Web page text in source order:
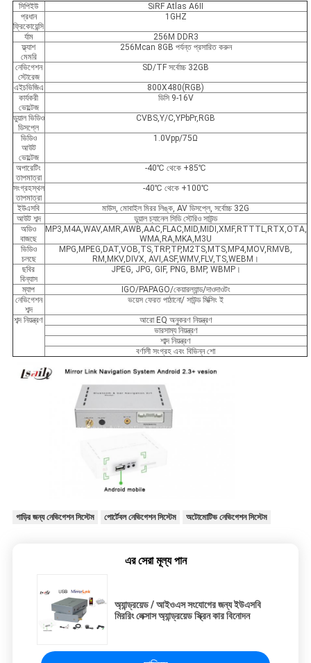
সিপিইউ
SiRF Atlas A6Ⅱ
প্রধান
ফ্রিকোয়েন্সি
1GHZ
র্যাম
256M DDR3
ফ্ল্যাশ
মেমরি
256Mcan 8GB পর্যন্ত প্রসারিত করুন
নেভিগেশন
স্টোরেজ
SD/TF সর্বোচ্চ 32GB
এইচভিজিএ
800X480(RGB)
কার্যকরী
ভোল্টেজ
ডিসি 9-16V
ডুয়াল ভিডিও
ডিসপ্লে
CVBS,Y/C,YPbPr,RGB
ভিডিও
আউট
ভোল্টেজ
1.0Vpp/75Ω
অপারেটিং
তাপমাত্রা
-40℃ থেকে +85℃
সংগ্রহস্থল
তাপমাত্রা
-40℃ থেকে +100℃
ইউএসবি
মাউস, মোবাইল মিরর লিঙ্ক, AV ডিসপ্লে, সর্বোচ্চ 32G
আউট শব্দ
ডুয়াল চ্যানেল সিডি স্টেরিও সাউন্ড
অডিও
বাজছে
MP3,M4A,WAV,AMR,AWB,AAC,FLAC,MID,MIDI,XMF,RTTTL,RTX,OTA,
WMA,RA,MKA,M3U
ভিডিও
চলছে
MPG,MPEG,DAT,VOB,TS,TRP,TP,M2TS,MTS,MP4,MOV,RMVB,
RM,MKV,DIVX, AVI,ASF,WMV,FLV,TS,WEBM।
ছবির
বিন্যাস
JPEG, JPG, GIF, PNG, BMP, WBMP।
ম্যাপ
IGO/PAPAGO/কেয়ারল্যান্ড/দাওদাওটং
নেভিগেশন
শব্দ
ভয়েস ফেরত পাঠানো/ সাউন্ড মিক্সিং ই
শব্দ নিয়ন্ত্রণ
আরো EQ অনুকরণ নিয়ন্ত্রণ
ভারসাম্য নিয়ন্ত্রণ
শাব্দ নিয়ন্ত্রণ
বর্ণালী সংগ্রহ এবং বিভিন্ন শো
গাড়ির জন্য নেভিগেশন সিস্টেম পোর্টেবল নেভিগেশন সিস্টেম অটোমোটিভ নেভিগেশন সিস্টেম
এর সেরা মূল্য পান
অ্যান্ড্রয়েড / আইওএস সংযোগের জন্য ইউএসবি
মিররিং লেক্সাস অ্যান্ড্রয়েড স্ক্রিন কার বিনোদন